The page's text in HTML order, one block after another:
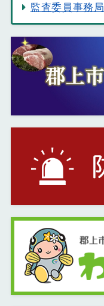
監査委員事務局